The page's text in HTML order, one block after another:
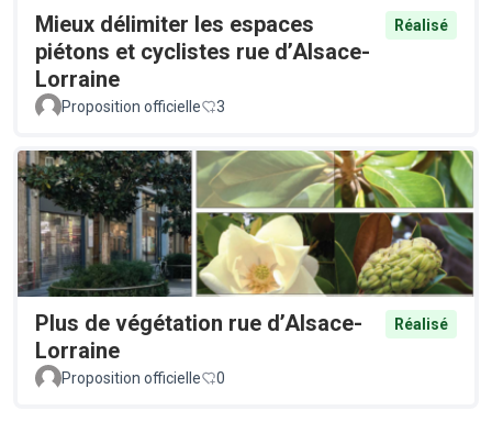
Mieux délimiter les espaces
piétons et cyclistes rue d’Alsace-
Lorraine
Réalisé
Proposition officielle 3
Plus de végétation rue d’Alsace-
Lorraine
Réalisé
Proposition officielle 0